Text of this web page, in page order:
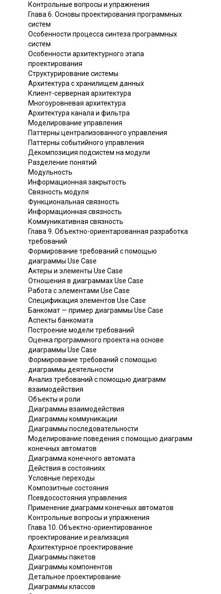
Контрольные вопросы и упражнения
Глава 6. Основы проектирования программных
систем
Особенности процесса синтеза программных
систем
Особенности архитектурного этапа
проектирования
Структурирование системы
Архитектура с хранилищем данных
Клиент-серверная архитектура
Многоуровневая архитектура
Архитектура канала и фильтра
Моделирование управления
Паттерны централизованного управления
Паттерны событийного управления
Декомпозиция подсистем на модули
Разделение понятий
Модульность
Информационная закрытость
Связность модуля
Функциональная связность
Информационная связность
Коммуникативная связность
Глава 9. Объектно-ориентарованная разработка
требований
Формирование требований с помощью
диаграммы Use Case
Актеры и элементы Use Case
Отношения в диаграммах Use Case
Работа с элементами Use Case
Спецификация элементов Use Case
Банкомат — пример диаграммы Use Case
Аспекты банкомата
Построение модели требований
Оценка программного проекта на основе
диаграммы Use Case
Формирование требований с помощью
диаграммы деятельности
Анализ требований с помощью диаграмм
взаимодействия
Объекты и роли
Диаграммы взаимодействия
Диаграммы коммуникации
Диаграммы последовательности
Моделирование поведения с помощью диаграмм
конечных автоматов
Диаграмма конечного автомата
Действия в состояниях
Условные переходы
Композитные состояния
Псевдосостояния управления
Применение диаграмм конечных автоматов
Контрольные вопросы и упражнения
Глава 10. Объектно-ориентированное
проектирование и реализация
Архитектурное проектирование
Диаграммы пакетов
Диаграммы компонентов
Детальное проектирование
Диаграммы классов